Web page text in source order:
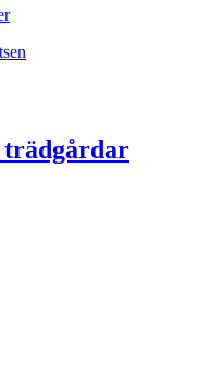
trädgårdar